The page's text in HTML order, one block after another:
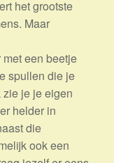
het grootste
Maar
een beetje
spullen die je
zie je je eigen
helder in
die
ook een